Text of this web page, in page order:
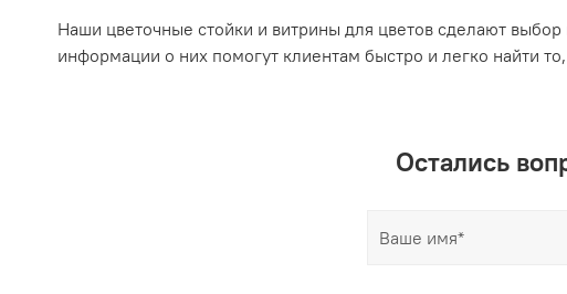
Наши цветочные стойки и витрины для цветов сделают
информации о них помогут клиентам быстро и легко найти
Остались